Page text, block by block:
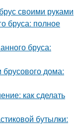
своими руками
бруса: полное
бруса:
брусового дома:
как сделать
бутылки: